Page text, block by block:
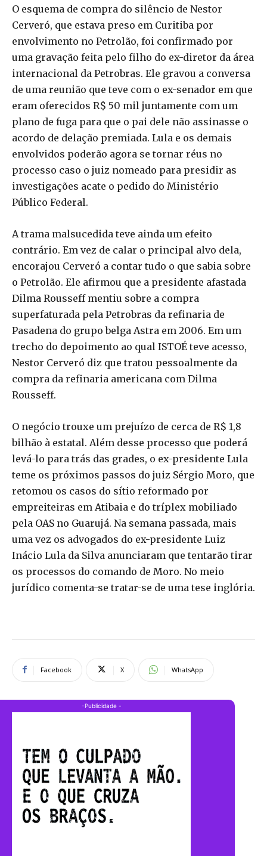
O esquema de compra do silêncio de Nestor
Cerveró, que estava preso em Curitiba por
envolvimento no Petrolão, foi confirmado por
uma gravação feita pelo filho do ex-diretor da área
internacional da Petrobras. Ele gravou a conversa
de uma reunião que teve com o ex-senador em que
eram oferecidos R$ 50 mil juntamente com um
plano de fuga para que o pai dele não assinasse o
acordo de delação premiada. Lula e os demais
envolvidos poderão agora se tornar réus no
processo caso o juiz nomeado para presidir as
investigações acate o pedido do Ministério
Público Federal.
A trama malsucedida teve ainda um efeito
contrário. Em vez de calar o principal alvo dela,
encorajou Cerveró a contar tudo o que sabia sobre
o Petrolão. Ele afirmou que a presidente afastada
Dilma Rousseff mentiu sobre a compra
superfaturada pela Petrobras da refinaria de
Pasadena do grupo belga Astra em 2006. Em um
trecho do depoimento ao qual ISTOÉ teve acesso,
Nestor Cerveró diz que tratou pessoalmente da
compra da refinaria americana com Dilma
Rousseff.
O negócio trouxe um prejuízo de cerca de R$ 1,8
bilhão à estatal. Além desse processo que poderá
levá-lo para trás das grades, o ex-presidente Lula
teme os próximos passos do juiz Sérgio Moro, que
retomou os casos do sítio reformado por
empreiteiras em Atibaia e do tríplex mobiliado
pela OAS no Guarujá. Na semana passada, mais
uma vez os advogados do ex-presidente Luiz
Inácio Lula da Silva anunciaram que tentarão tirar
os processos do comando de Moro. No meio
jurídico comenta-se tratar-se de uma tese inglória.
Facebook X WhatsApp
-Publicidade -